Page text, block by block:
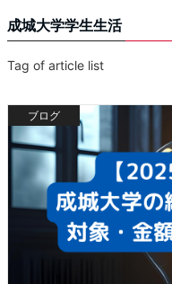
成城大学学生生活
Tag of article list
ブログ